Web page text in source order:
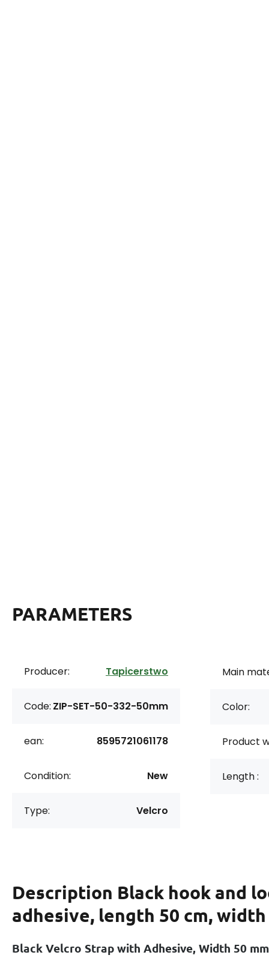
PARAMETERS
Producer: Tapicerstwo
Code: ZIP-SET-50-332-50mm
ean: 8595721061178
Condition: New
Type: Velcro
Main
Color:
Product
Length :
Description Black hook and
adhesive, length 50 cm, width
Black Velcro Strap with Adhesive, Width 50